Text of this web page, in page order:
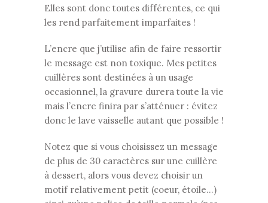
Elles sont donc toutes différentes, ce qui
les rend parfaitement imparfaites !
L’encre que j’utilise afin de faire ressortir
le message est non toxique. Mes petites
cuillères sont destinées à un usage
occasionnel, la gravure durera toute la vie
mais l’encre finira par s’atténuer : évitez
donc le lave vaisselle autant que possible !
Notez que si vous choisissez un message
de plus de 30 caractères sur une cuillère
à dessert, alors vous devez choisir un
motif relativement petit (coeur, étoile…)